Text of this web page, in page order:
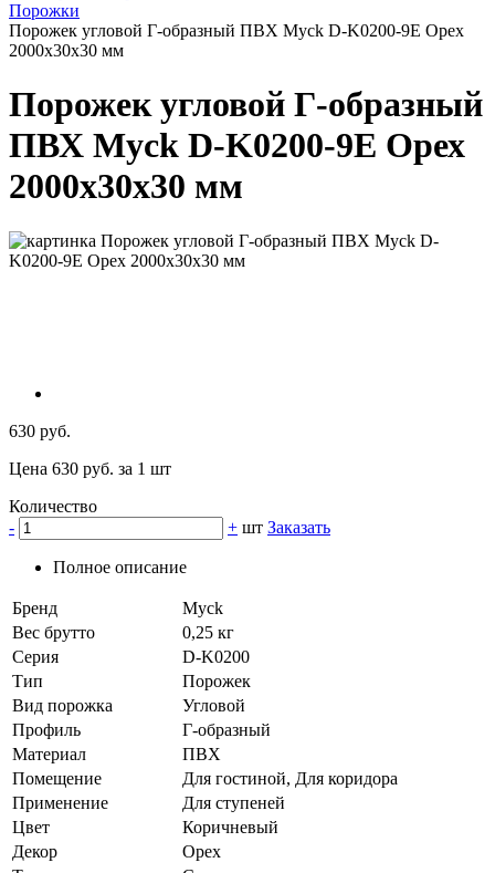
Порожки
Порожек угловой Г-образный ПВХ Myck D-K0200-9Е Орех
2000х30х30 мм
Порожек угловой Г-образный
ПВХ Myck D-K0200-9Е Орех
2000х30х30 мм
630 руб.
Цена 630 руб. за 1 шт
Количество
-
+ шт Заказать
Полное описание
Бренд
Myck
Вес брутто
0,25 кг
Серия
D-K0200
Тип
Порожек
Вид порожка
Угловой
Профиль
Г-образный
Материал
ПВХ
Помещение
Для гостиной, Для коридора
Применение
Для ступеней
Цвет
Коричневый
Декор
Орех